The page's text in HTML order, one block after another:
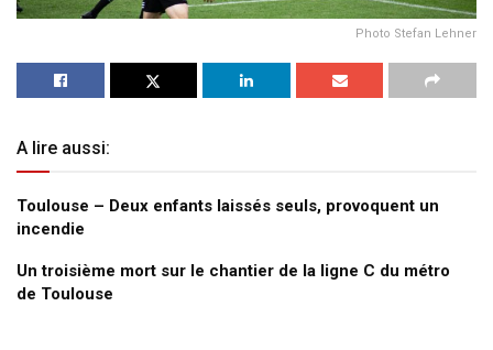
Photo Stefan Lehner
A lire aussi:
Toulouse – Deux enfants laissés seuls, provoquent un
incendie
Un troisième mort sur le chantier de la ligne C du métro
de Toulouse